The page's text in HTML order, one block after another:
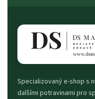
Specializovaný e-shop s
dalšími potravinami pro